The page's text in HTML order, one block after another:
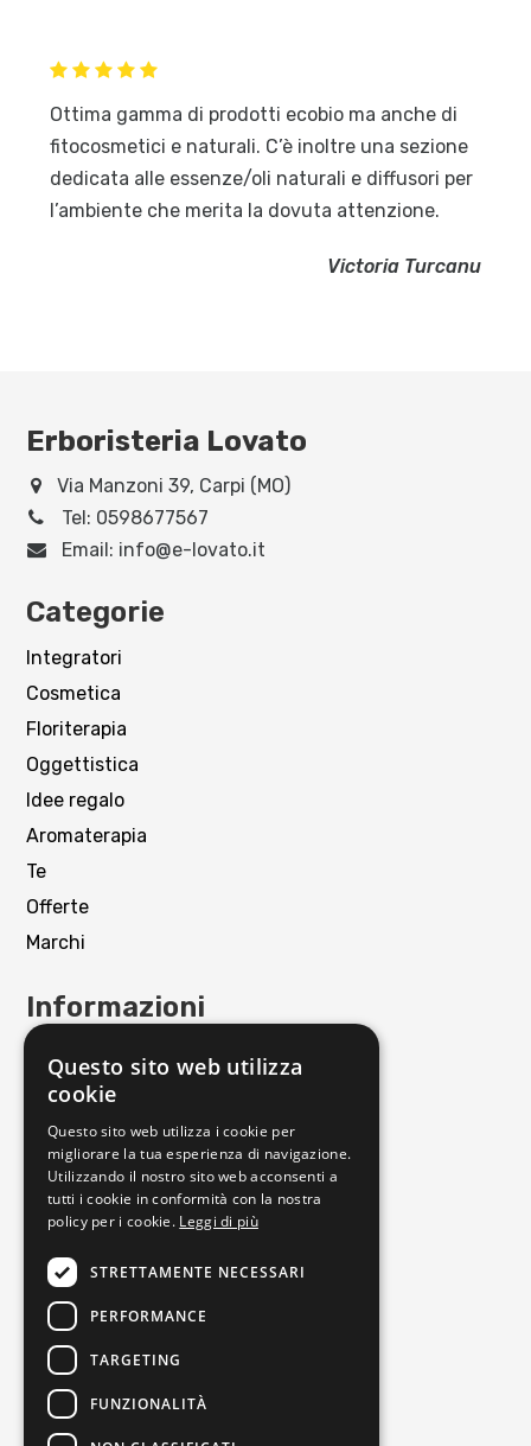
Ottima gamma di prodotti ecobio ma anche di
fitocosmetici e naturali. C’è inoltre una sezione
dedicata alle essenze/oli naturali e diffusori per
l’ambiente che merita la dovuta attenzione.
Victoria Turcanu
Erboristeria Lovato
Via Manzoni 39, Carpi (MO)
Tel: 0598677567
Email: info@e-lovato.it
Categorie
Integratori
Cosmetica
Floriterapia
Oggettistica
Idee regalo
Aromaterapia
Te
Offerte
Marchi
Informazioni
Punto Vendita
Cookie policy
Termini e condizioni
Richiedi reso
Orari di apertura
Lunedì
16:00-19:30
Martedì
09:30-13:00 | 16:00-19:30
Giovedì
09:30-13:00 | 16:00-19:30
Questo sito web utilizza
cookie
Questo sito web utilizza i cookie per
migliorare la tua esperienza di navigazione.
Utilizzando il nostro sito web acconsenti a
tutti i cookie in conformità con la nostra
policy per i cookie. Leggi di più
STRETTAMENTE NECESSARI
PERFORMANCE
TARGETING
FUNZIONALITÀ